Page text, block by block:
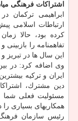
اشتراكات فرهنگی
ابراهیمی تركمان
ارتباطات اسلامی
كرده بود، حالا
تفاهمنامه را بازبینی
این سال ها در تبریز
ایران و تركیه
دین مشترك،
مسئولیت فعلی شما
همكاریهای بسیاری
رئیس سازمان